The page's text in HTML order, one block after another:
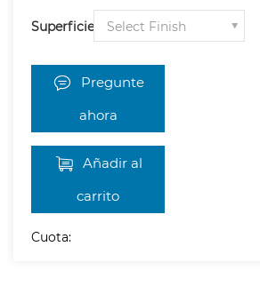
Superficie
Pregunte
ahora
Añadir al
carrito
Cuota: